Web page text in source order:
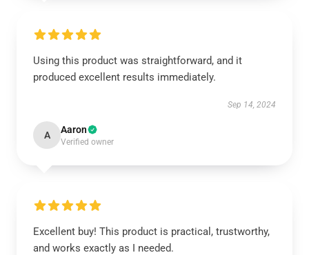
Using this product was straightforward, and it
produced excellent results immediately.
Sep 14, 2024
A Aaron
Verified owner
Excellent buy! This product is practical, trustworthy,
and works exactly as I needed.